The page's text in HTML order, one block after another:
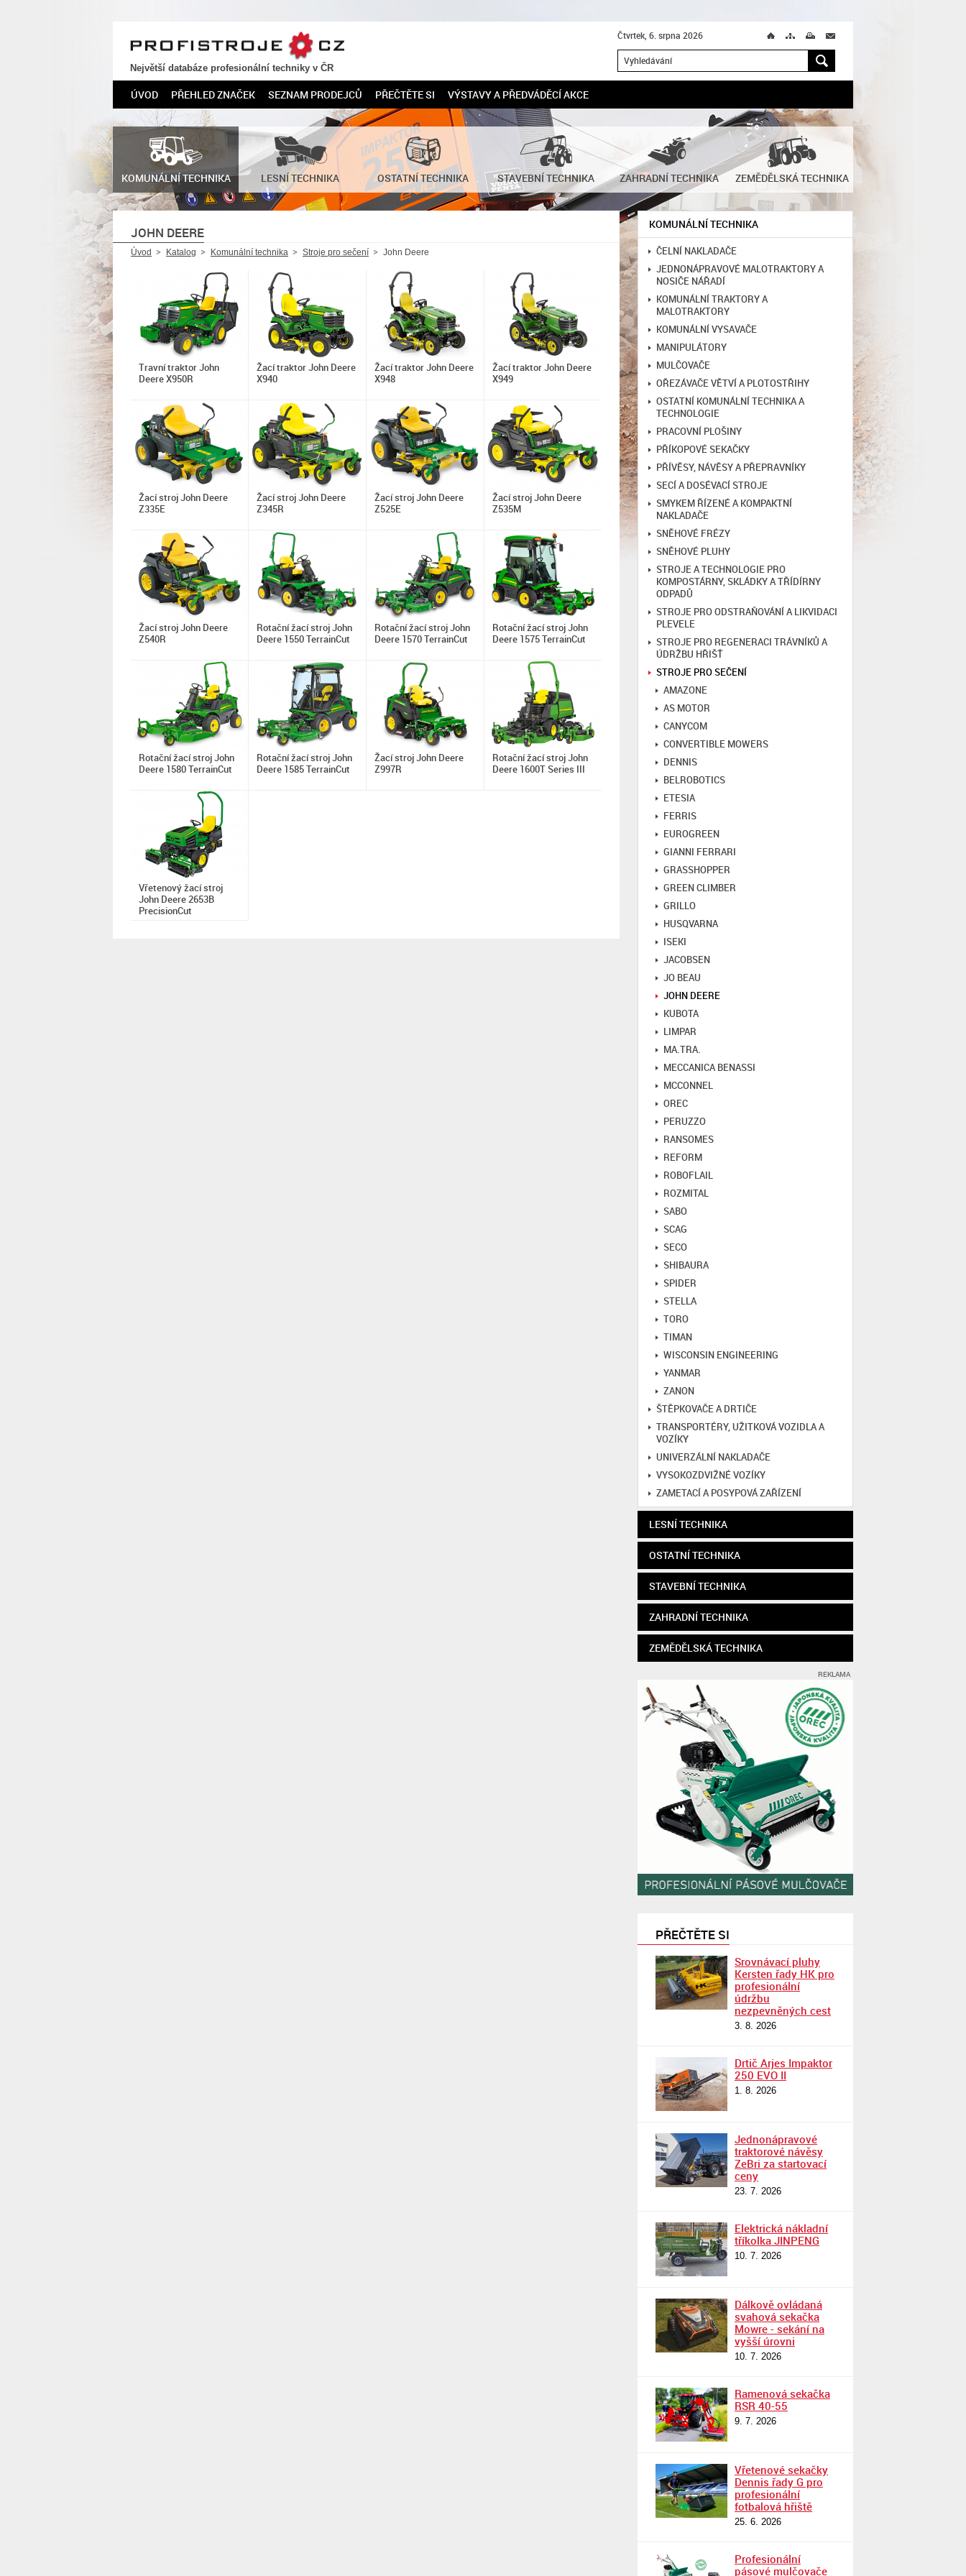
PROFISTROJE.CZ
Největší databáze profesionální techniky v ČR
Čtvrtek, 6. srpna 2026 Ú M T M
H
ÚVOD PŘEHLED ZNAČEK SEZNAM PRODEJCŮ PŘEČTĚTE SI VÝSTAVY A PŘEDVÁDĚCÍ AKCE
KOMUNÁLNÍ TECHNIKA LESNÍ TECHNIKA OSTATNÍ TECHNIKA STAVEBNÍ TECHNIKA ZAHRADNÍ TECHNIKA ZEMĚDĚLSKÁ TECHNIKA
JOHN DEERE
Úvod Katalog Komunální technika Stroje pro sečení John Deere
Travní traktor John
Deere X950R
Žací traktor John Deere
X940
Žací traktor John Deere
X948
Žací traktor John Deere
X949
Žací stroj John Deere
Z335E
Žací stroj John Deere
Z345R
Žací stroj John Deere
Z525E
Žací stroj John Deere
Z535M
Žací stroj John Deere
Z540R
Rotační žací stroj John
Deere 1550 TerrainCut
Rotační žací stroj John
Deere 1570 TerrainCut
Rotační žací stroj John
Deere 1575 TerrainCut
Rotační žací stroj John
Deere 1580 TerrainCut
Rotační žací stroj John
Deere 1585 TerrainCut
Žací stroj John Deere
Z997R
Rotační žací stroj John
Deere 1600T Series III
Vřetenový žací stroj
John Deere 2653B
PrecisionCut
KOMUNÁLNÍ TECHNIKA
ČELNÍ NAKLADAČE
JEDNONÁPRAVOVÉ MALOTRAKTORY A
NOSIČE NÁŘADÍ
KOMUNÁLNÍ TRAKTORY A
MALOTRAKTORY
KOMUNÁLNÍ VYSAVAČE
MANIPULÁTORY
MULČOVAČE
OŘEZÁVAČE VĚTVÍ A PLOTOSTŘIHY
OSTATNÍ KOMUNÁLNÍ TECHNIKA A
TECHNOLOGIE
PRACOVNÍ PLOŠINY
PŘÍKOPOVÉ SEKAČKY
PŘÍVĚSY, NÁVĚSY A PŘEPRAVNÍKY
SECÍ A DOSÉVACÍ STROJE
SMYKEM ŘÍZENÉ A KOMPAKTNÍ
NAKLADAČE
SNĚHOVÉ FRÉZY
SNĚHOVÉ PLUHY
STROJE A TECHNOLOGIE PRO
KOMPOSTÁRNY, SKLÁDKY A TŘÍDÍRNY
ODPADŮ
STROJE PRO ODSTRAŇOVÁNÍ A LIKVIDACI
PLEVELE
STROJE PRO REGENERACI TRÁVNÍKŮ A
ÚDRŽBU HŘIŠŤ
STROJE PRO SEČENÍ
AMAZONE
AS MOTOR
CANYCOM
CONVERTIBLE MOWERS
DENNIS
BELROBOTICS
ETESIA
FERRIS
EUROGREEN
GIANNI FERRARI
GRASSHOPPER
GREEN CLIMBER
GRILLO
HUSQVARNA
ISEKI
JACOBSEN
JO BEAU
JOHN DEERE
KUBOTA
LIMPAR
MA.TRA.
MECCANICA BENASSI
MCCONNEL
OREC
PERUZZO
RANSOMES
REFORM
ROBOFLAIL
ROZMITAL
SABO
SCAG
SECO
SHIBAURA
SPIDER
STELLA
TORO
TIMAN
WISCONSIN ENGINEERING
YANMAR
ZANON
ŠTĚPKOVAČE A DRTIČE
TRANSPORTÉRY, UŽITKOVÁ VOZIDLA A
VOZÍKY
UNIVERZÁLNÍ NAKLADAČE
VYSOKOZDVIŽNÉ VOZÍKY
ZAMETACÍ A POSYPOVÁ ZAŘÍZENÍ
LESNÍ TECHNIKA
OSTATNÍ TECHNIKA
STAVEBNÍ TECHNIKA
ZAHRADNÍ TECHNIKA
ZEMĚDĚLSKÁ TECHNIKA
REKLAMA
PŘEČTĚTE SI
Srovnávací pluhy
Kersten řady HK pro
profesionální
údržbu
nezpevněných cest
3. 8. 2026
Drtič Arjes Impaktor
250 EVO II
1. 8. 2026
Jednonápravové
traktorové návěsy
ZeBri za startovací
ceny
23. 7. 2026
Elektrická nákladní
tříkolka JINPENG
10. 7. 2026
Dálkově ovládaná
svahová sekačka
Mowre - sekání na
vyšší úrovni
10. 7. 2026
Ramenová sekačka
RSR 40-55
9. 7. 2026
Vřetenové sekačky
Dennis řady G pro
profesionální
fotbalová hřiště
25. 6. 2026
Profesionální
pásové mulčovače